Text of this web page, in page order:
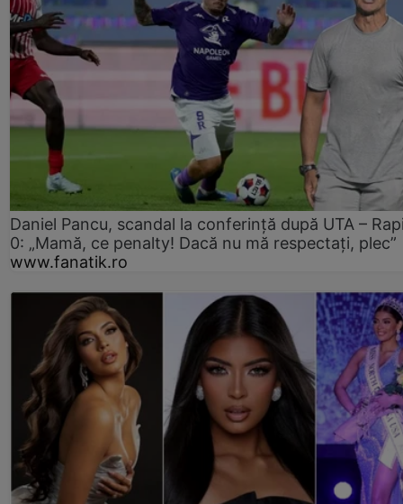
Daniel Pancu, scandal la conferință după UTA –
0: „Mamă, ce penalty! Dacă nu mă respectați, plec”
www.fanatik.ro